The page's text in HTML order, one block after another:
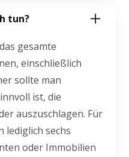
tun?
gesamte
einschließlich
sollte man
ist, die
auszuschlagen. Für
lediglich sechs
oder Immobilien